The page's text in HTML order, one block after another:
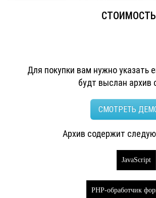
СТОИМОСТЬ
Для покупки вам нужно указать
будт выслан архив
СМОТРЕТЬ
Архив содержит
JavaScript
PHP-обработчик